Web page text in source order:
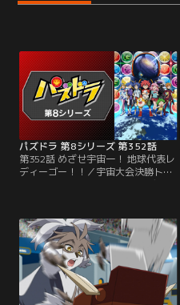
パズドラ 第8シリーズ 第352話
第352話 めざせ宇宙一！ 地球代表レ
ディーゴー！！／宇宙大会決勝トー
ナメント一回戦、地球代表VSディレ
VS天才外科医シュネイガー！ 宇宙
のあらゆる天才を集めたギャラクシ
ニアスは強敵揃い。冷静な試合運び
をするシュネイガーに、タイガは
熱々の魂でぶつかる！